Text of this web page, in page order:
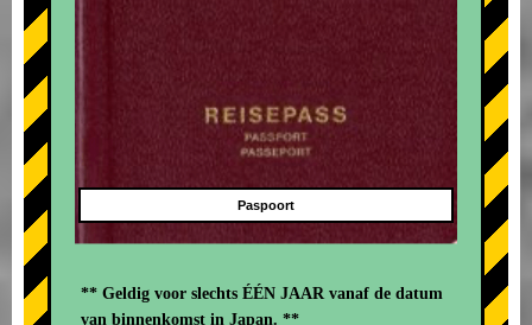
Paspoort
** Geldig voor slechts ÉÉN JAAR vanaf de datum
van binnenkomst in Japan. **